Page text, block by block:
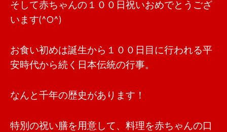
そして赤ちゃんの１００日祝いおめでとうござ
います(^O^)
お食い初めは誕生から１００日目に行われる平
安時代から続く日本伝統の行事。
なんと千年の歴史があります！
特別の祝い膳を用意して、料理を赤ちゃんの口